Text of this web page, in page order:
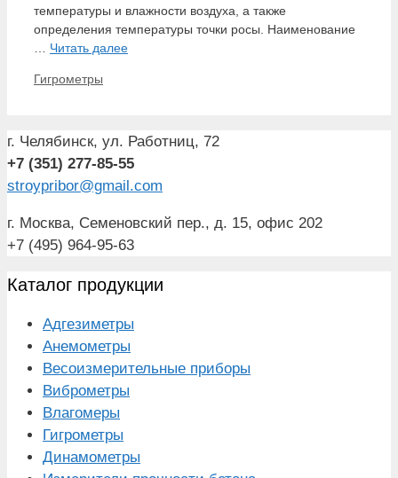
температуры и влажности воздуха, а также
определения температуры точки росы. Наименование
Читать далее
Рубрики
Гигрометры
г. Челябинск, ул. Работниц, 72
+7 (351) 277-85-55
stroypribor@gmail.com
г. Москва, Семеновский пер., д. 15, офис 202
+7 (495) 964-95-63
Каталог продукции
Адгезиметры
Анемометры
Весоизмерительные приборы
Виброметры
Влагомеры
Гигрометры
Динамометры